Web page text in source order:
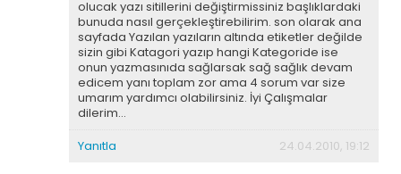
olucak yazı sitillerini değiştirmissiniz başlıklardaki
bunuda nasıl gerçekleştirebilirim. son olarak ana
sayfada Yazılan yazıların altında etiketler değilde
sizin gibi Katagori yazıp hangi Kategoride ise
onun yazmasınıda sağlarsak sağ sağlık devam
edicem yanı toplam zor ama 4 sorum var size
umarım yardımcı olabilirsiniz. İyi Çalışmalar
dilerim…
Yanıtla
24.04.2010, 19:12